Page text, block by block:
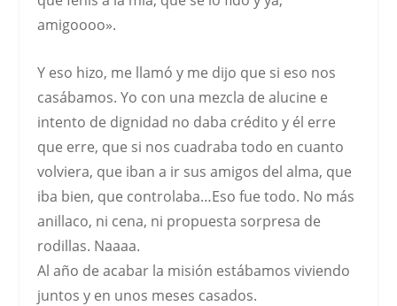
amigoooo».
Y eso hizo, me llamó y me dijo que si eso nos
casábamos. Yo con una mezcla de alucine e
intento de dignidad no daba crédito y él erre
que erre, que si nos cuadraba todo en cuanto
volviera, que iban a ir sus amigos del alma, que
iba bien, que controlaba…Eso fue todo. No más
anillaco, ni cena, ni propuesta sorpresa de
rodillas. Naaaa.
Al año de acabar la misión estábamos viviendo
juntos y en unos meses casados.